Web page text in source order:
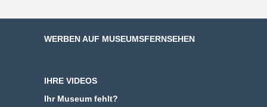
WERBEN AUF MUSEUMSFERNSEHEN
IHRE VIDEOS
Ihr Museum fehlt?